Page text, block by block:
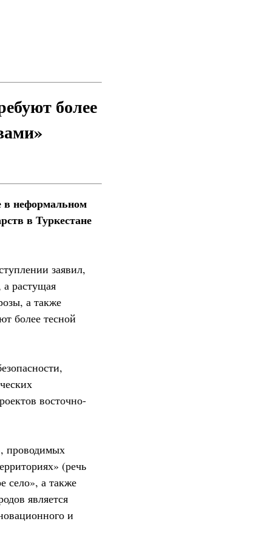
более
в неформальном
в Туркестане
заявил,
а растущая
а также
более тесной
восточно-
проводимых
(речь
село», а также
является
и